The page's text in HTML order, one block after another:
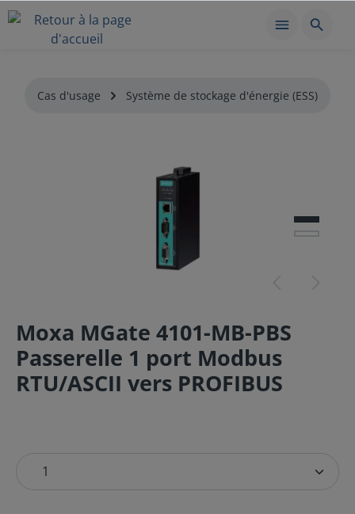
Cas d'usage Système de stockage d'énergie (ESS)
Moxa MGate 4101-MB-PBS
Passerelle 1 port Modbus
RTU/ASCII vers PROFIBUS